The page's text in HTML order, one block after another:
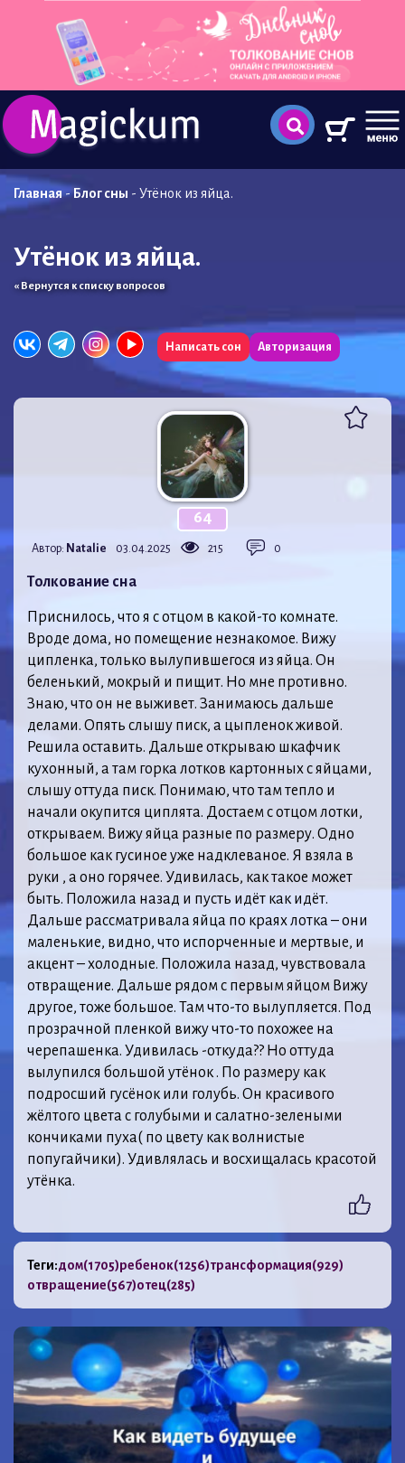
Главная-Блог сны - Утёнок из яйца.
Утёнок из яйца.
« Вернутся к списку вопросов
Написать сон Авторизация
64
Автор: Natalie 03.04.2025 215 0
Толкование сна
Приснилось, что я с отцом в какой-то комнате.
Вроде дома, но помещение незнакомое. Вижу
ципленка, только вылупившегося из яйца. Он
беленький, мокрый и пищит. Но мне противно.
Знаю, что он не выживет. Занимаюсь дальше
делами. Опять слышу писк, а цыпленок живой.
Решила оставить. Дальше открываю шкафчик
кухонный, а там горка лотков картонных с яйцами,
слышу оттуда писк. Понимаю, что там тепло и
начали окупится циплята. Достаем с отцом лотки,
открываем. Вижу яйца разные по размеру. Одно
большое как гусиное уже надклеваное. Я взяла в
руки , а оно горячее. Удивилась, как такое может
быть. Положила назад и пусть идёт как идёт.
Дальше рассматривала яйца по краях лотка – они
маленькие, видно, что испорченные и мертвые, и
акцент – холодные. Положила назад, чувствовала
отвращение. Дальше рядом с первым яйцом Вижу
другое, тоже большое. Там что-то вылупляется. Под
прозрачной пленкой вижу что-то похожее на
черепашенка. Удивилась -откуда?? Но оттуда
вылупился большой утёнок . По размеру как
подросший гусёнок или голубь. Он красивого
жёлтого цвета с голубыми и салатно-зелеными
кончиками пуха( по цвету как волнистые
попугайчики). Удивлялась и восхищалась красотой
утёнка.
Теги:дом(1705)ребенок(1256)трансформация(929)
отвращение(567)отец(285)